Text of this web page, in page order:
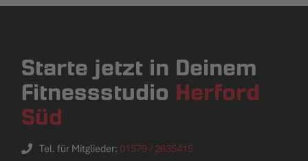
Starte jetzt in Deinem
Fitnessstudio Herford
Süd
Tel. für Mitglieder: 01579 / 2635415